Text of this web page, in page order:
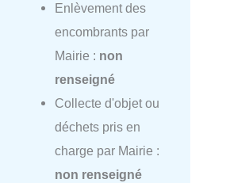
Enlèvement des
encombrants par
Mairie : non
renseigné
Collecte d'objet ou
déchets pris en
charge par Mairie :
non renseigné